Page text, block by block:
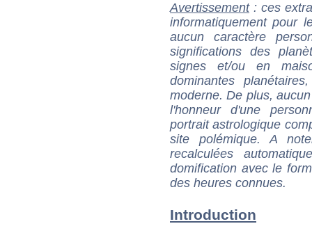
Avertissement: ces
informatiquement pour
aucun caractère
significations des
signes et/ou en
dominantes
moderne. De plus,
l'honneur d'une
portrait astrologique
site polémique. A
recalculées
domification avec le
des heures connues.
Introduction